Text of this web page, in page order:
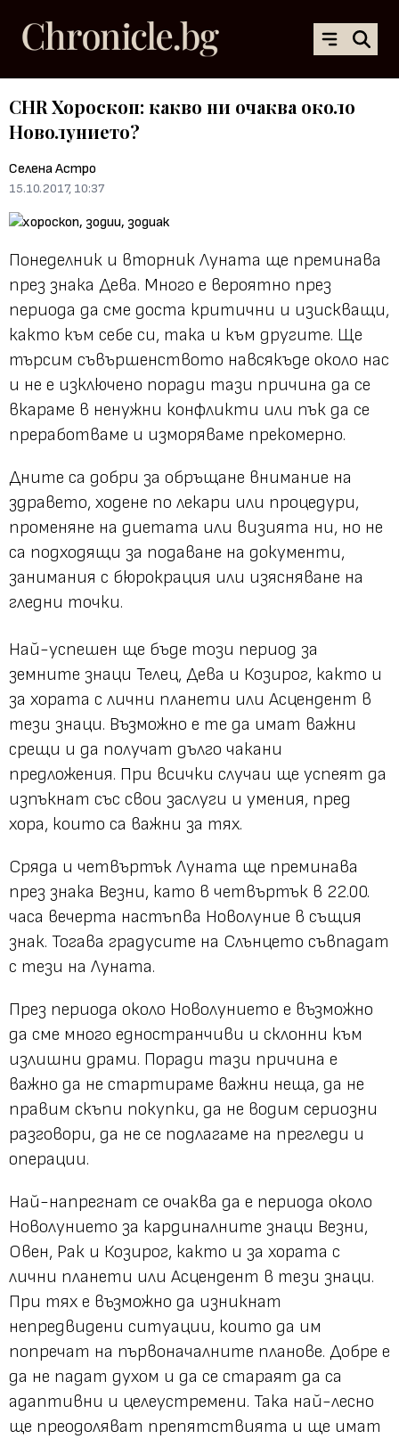
CHR Хороскоп: какво ни очаква около
Новолунието?
Селена Астро
15.10.2017, 10:37
Понеделник и вторник Луната ще преминава
през знака Дева. Много е вероятно през
периода да сме доста критични и изискващи,
както към себе си, така и към другите. Ще
търсим съвършенството навсякъде около нас
и не е изключено поради тази причина да се
вкараме в ненужни конфликти или пък да се
преработваме и изморяваме прекомерно.
Дните са добри за обръщане внимание на
здравето, ходене по лекари или процедури,
променяне на диетата или визията ни, но не
са подходящи за подаване на документи,
занимания с бюрокрация или изясняване на
гледни точки.
Най-успешен ще бъде този период за
земните знаци Телец, Дева и Козирог, както и
за хората с лични планети или Асцендент в
тези знаци. Възможно е те да имат важни
срещи и да получат дълго чакани
предложения. При всички случаи ще успеят да
изпъкнат със свои заслуги и умения, пред
хора, които са важни за тях.
Сряда и четвъртък Луната ще преминава
през знака Везни, като в четвъртък в 22.00.
часа вечерта настъпва Новолуние в същия
знак. Тогава градусите на Слънцето съвпадат
с тези на Луната.
През периода около Новолунието е възможно
да сме много едностранчиви и склонни към
излишни драми. Поради тази причина е
важно да не стартираме важни неща, да не
правим скъпи покупки, да не водим сериозни
разговори, да не се подлагаме на прегледи и
операции.
Най-напрегнат се очаква да е периода около
Новолунието за кардиналните знаци Везни,
Овен, Рак и Козирог, както и за хората с
лични планети или Асцендент в тези знаци.
При тях е възможно да изникнат
непредвидени ситуации, които да им
попречат на първоначалните планове. Добре е
да не падат духом и да се стараят да са
адаптивни и целеустремени. Така най-лесно
ще преодоляват препятствията и ще имат